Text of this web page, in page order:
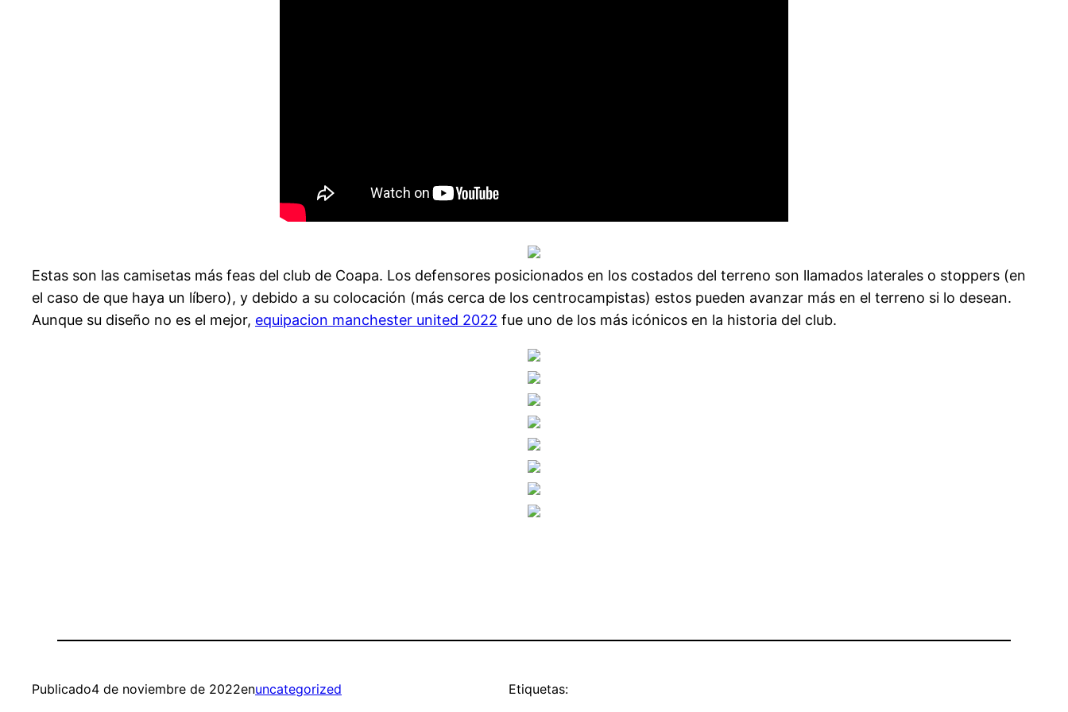
Estas son las camisetas más feas del club de Coapa. Los defensores posicionados en los costados del terreno son llamados laterales o stoppers (en
el caso de que haya un líbero), y debido a su colocación (más cerca de los centrocampistas) estos pueden avanzar más en el terreno si lo desean.
Aunque su diseño no es el mejor, equipacion manchester united 2022 fue uno de los más icónicos en la historia del club.
Publicado4 de noviembre de 2022enuncategorized Etiquetas: